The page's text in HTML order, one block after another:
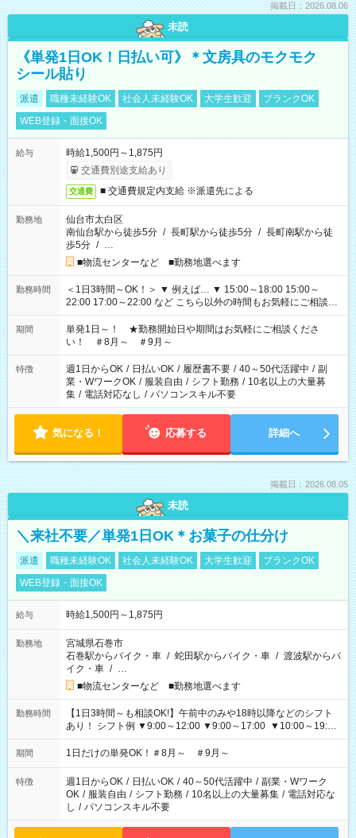
掲載日：2026.08.06
未読
《単発1日OK！日払い可》＊文房具のモクモク
シール貼り
派遣 職種未経験OK 社会人未経験OK 大学生歓迎
ブランクOK
WEB登録・面接OK
給与
時給1,500円～1,875円
交通費別途支給あり
交通費 ■ 交通費規定内支給 ※派遣先による
勤務地
仙台市太白区
南仙台駅から徒歩5分 / 長町駅から徒歩5分 / 長町南駅から徒
歩5分 / …
■物流センターなど ■勤務地選べます
勤務時間
＜1日3時間～OK！＞ ▼ 例えば… ▼ 15:00～18:00 15:00～
22:00 17:00～22:00 など こちら以外の時間もお気軽にご相談く
ださい！
期間
単発1日～！ ★勤務開始日や期間はお気軽にご相談くださ
い！ ＃8月～ ＃9月～
特徴 週1日からOK / 日払いOK / 履歴書不要 / 40～50代活躍中 / 副
業・WワークOK / 服装自由 / シフト勤務 / 10名以上の大量募
集 / 電話対応なし / パソコンスキル不要
気になる！ 応募する 詳細へ
掲載日：2026.08.05
未読
＼来社不要／単発1日OK＊お菓子の仕分け
派遣 職種未経験OK 社会人未経験OK 大学生歓迎
ブランクOK
WEB登録・面接OK
給与 時給1,500円～1,875円
勤務地
宮城県石巻市
石巻駅からバイク・車 / 蛇田駅からバイク・車 / 渡波駅からバ
イク・車 / …
■物流センターなど ■勤務地選べます
勤務時間
【1日3時間～も相談OK!】午前中のみや18時以降などのシフト
あり！ シフト例 ▼9:00～12:00 ▼9:00～17:00 ▼10:00～19:00
▼18:00～21:00
期間 1日だけの単発OK！＃8月～ ＃9月～
特徴 週1日からOK / 日払いOK / 40～50代活躍中 / 副業・Wワーク
OK / 服装自由 / シフト勤務 / 10名以上の大量募集 / 電話対応な
し / パソコンスキル不要